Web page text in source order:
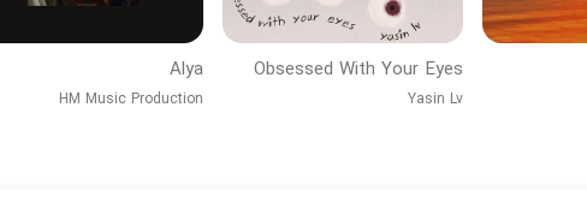
Obsessed With Your Eyes
Yasin Lv
Alya
HM Music Production